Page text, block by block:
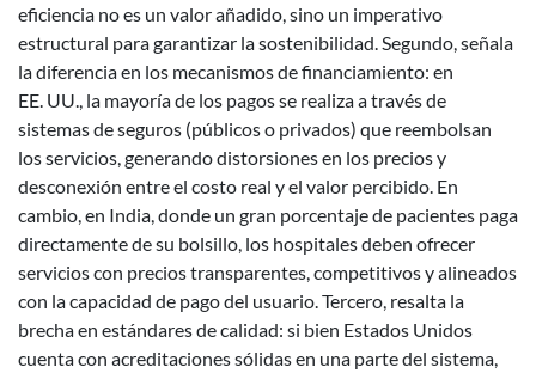
eficiencia no es un valor añadido, sino un imperativo
estructural para garantizar la sostenibilidad. Segundo, señala
la diferencia en los mecanismos de financiamiento: en
EE. UU., la mayoría de los pagos se realiza a través de
sistemas de seguros (públicos o privados) que reembolsan
los servicios, generando distorsiones en los precios y
desconexión entre el costo real y el valor percibido. En
cambio, en India, donde un gran porcentaje de pacientes paga
directamente de su bolsillo, los hospitales deben ofrecer
servicios con precios transparentes, competitivos y alineados
con la capacidad de pago del usuario. Tercero, resalta la
brecha en estándares de calidad: si bien Estados Unidos
cuenta con acreditaciones sólidas en una parte del sistema,